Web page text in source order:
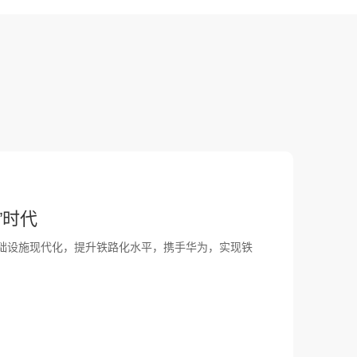
代
施现代化，提升铁路化水平，携手华为，实现铁